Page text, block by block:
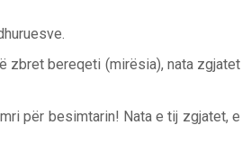
zbret bereqeti (mirësia), nata zgjatet
për besimtarin! Nata e tij zgjatet, e